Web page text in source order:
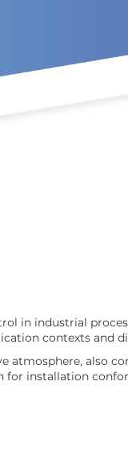
in industrial
contexts and
atmosphere, also
installation